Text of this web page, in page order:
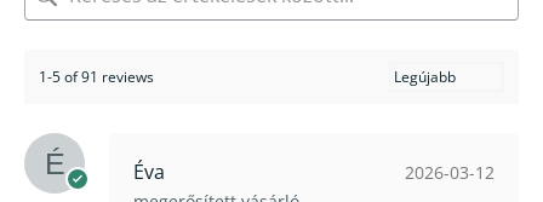
1-5 of 91 reviews
Éva 2026-03-12